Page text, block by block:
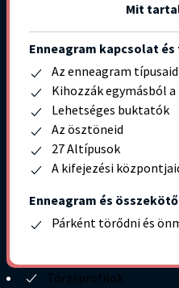
Mit
Enneagram kapcsolat
Az enneagram típusaid
Kihozzák egymásból
Lehetséges buktatók
Az ösztöneid
27 Altípusok
A kifejezési
Enneagram és
Párként törődni és
Törzsprofilok